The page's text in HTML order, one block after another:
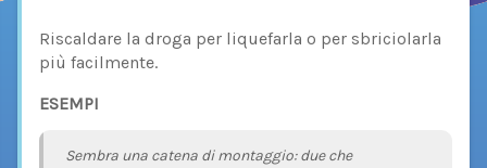
Riscaldare la droga per liquefarla o per sbriciolarla
più facilmente.
ESEMPI
Sembra una catena di montaggio: due che